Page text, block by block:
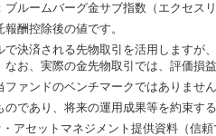
ブルームバーグ金サブ指数（エクセス
酬控除後の値です。
で決済される先物取引を活用しますが
なお、実際の金先物取引では、評価損
ァンドのベンチマークではありません
のであり、将来の運用成果等を約束す
アセットマネジメント提供資料（信